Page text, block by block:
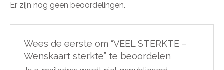
Er zijn nog geen beoordelingen.
Wees de eerste om “VEEL STERKTE –
Wenskaart sterkte” te beoordelen